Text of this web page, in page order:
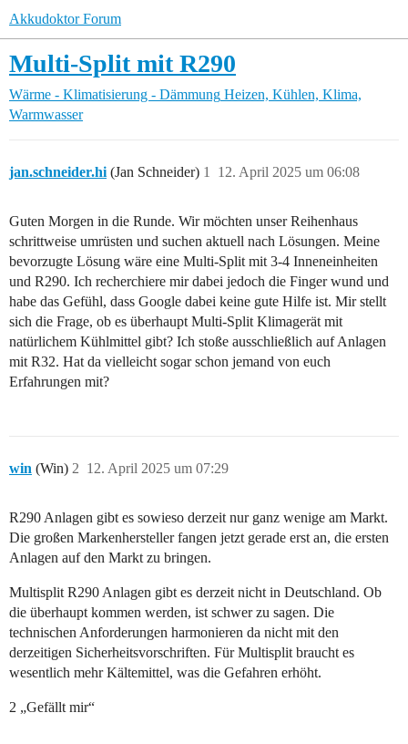
Akkudoktor Forum
Multi-Split mit R290
Wärme - Klimatisierung - Dämmung Heizen, Kühlen, Klima,
Warmwasser
jan.schneider.hi (Jan Schneider) 12. April 2025 um 06:08
1
Guten Morgen in die Runde. Wir möchten unser Reihenhaus
schrittweise umrüsten und suchen aktuell nach Lösungen. Meine
bevorzugte Lösung wäre eine Multi-Split mit 3-4 Inneneinheiten
und R290. Ich recherchiere mir dabei jedoch die Finger wund und
habe das Gefühl, dass Google dabei keine gute Hilfe ist. Mir stellt
sich die Frage, ob es überhaupt Multi-Split Klimagerät mit
natürlichem Kühlmittel gibt? Ich stoße ausschließlich auf Anlagen
mit R32. Hat da vielleicht sogar schon jemand von euch
Erfahrungen mit?
win (Win) 12. April 2025 um 07:29
2
R290 Anlagen gibt es sowieso derzeit nur ganz wenige am Markt.
Die großen Markenhersteller fangen jetzt gerade erst an, die ersten
Anlagen auf den Markt zu bringen.
Multisplit R290 Anlagen gibt es derzeit nicht in Deutschland. Ob
die überhaupt kommen werden, ist schwer zu sagen. Die
technischen Anforderungen harmonieren da nicht mit den
derzeitigen Sicherheitsvorschriften. Für Multisplit braucht es
wesentlich mehr Kältemittel, was die Gefahren erhöht.
2 „Gefällt mir“